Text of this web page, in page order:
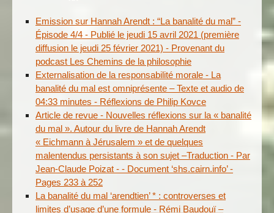
Emission sur Hannah Arendt : “La banalité du mal” -
Épisode 4/4 - Publié le jeudi 15 avril 2021 (première
diffusion le jeudi 25 février 2021) - Provenant du
podcast Les Chemins de la philosophie
Externalisation de la responsabilité morale - La
banalité du mal est omniprésente – Texte et audio de
04:33 minutes - Réflexions de Philip Kovce
Article de revue - Nouvelles réflexions sur la « banalité
du mal ». Autour du livre de Hannah Arendt
« Eichmann à Jérusalem » et de quelques
malentendus persistants à son sujet –Traduction - Par
Jean-Claude Poizat - - Document ‘shs.cairn.info’ -
Pages 233 à 252
La banalité du mal ‘arendtien’ * : controverses et
limites d’usage d’une formule - Rémi Baudouï –